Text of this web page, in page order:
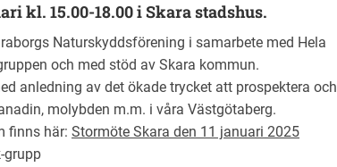
kl. 15.00-18.00 i Skara stadshus.
Naturskyddsförening i samarbete med Hela
och med stöd av Skara kommun.
anledning av det ökade trycket att prospektera och
molybden m.m. i våra Västgötaberg.
finns här: Stormöte Skara den 11 januari 2025
grupp